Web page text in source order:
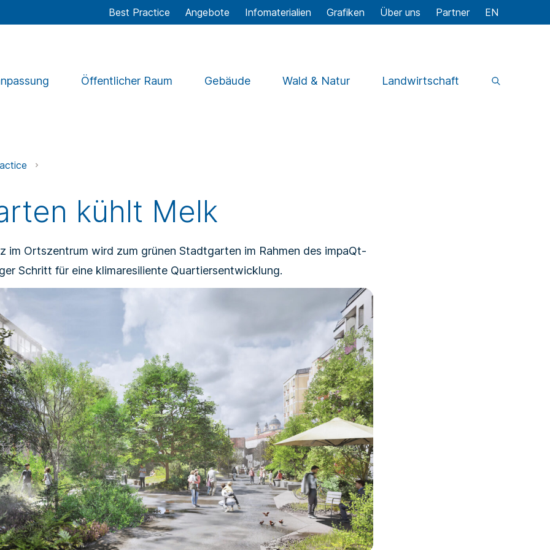
Best Practice Angebote Infomaterialien Grafiken Über uns Partner EN
Öffentlicher Raum Gebäude Wald & Natur Landwirtschaft
kühlt Melk
im Ortszentrum wird zum grünen Stadtgarten im Rahmen des impaQt-
Schritt für eine klimaresiliente Quartiersentwicklung.